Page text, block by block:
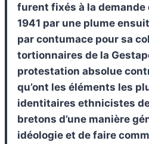
furent fixés à la demande
1941 par une plume
par contumace pour sa
tortionnaires de la
protestation absolue
qu’ont les éléments les
identitaires ethnicistes
bretons d’une manière
idéologie et de faire